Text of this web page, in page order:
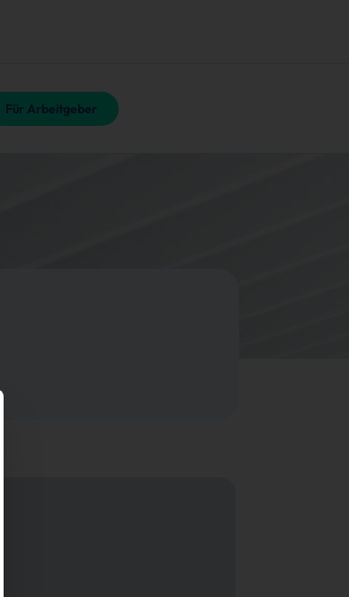
Für Arbeitgeber
Button wird der Dialog geschlossen. Seine Funktionalität ist identisch